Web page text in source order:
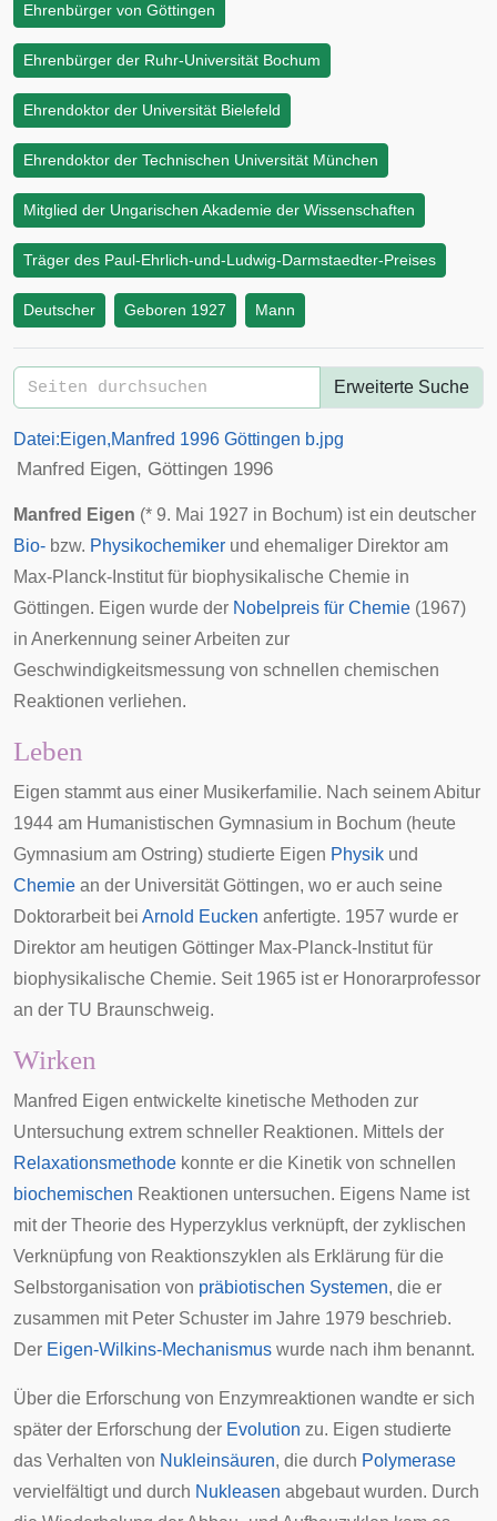
Ehrenbürger von Göttingen
Ehrenbürger der Ruhr-Universität Bochum
Ehrendoktor der Universität Bielefeld
Ehrendoktor der Technischen Universität München
Mitglied der Ungarischen Akademie der Wissenschaften
Träger des Paul-Ehrlich-und-Ludwig-Darmstaedter-Preises
Deutscher Geboren 1927 Mann
Erweiterte Suche
Datei:Eigen,Manfred 1996 Göttingen b.jpg
Manfred Eigen, Göttingen 1996
Manfred Eigen (* 9. Mai 1927 in Bochum) ist ein deutscher
Bio- bzw. Physikochemiker und ehemaliger Direktor am
Max-Planck-Institut für biophysikalische Chemie in
Göttingen. Eigen wurde der Nobelpreis für Chemie (1967)
in Anerkennung seiner Arbeiten zur
Geschwindigkeitsmessung von schnellen chemischen
Reaktionen verliehen.
Leben
Eigen stammt aus einer Musikerfamilie. Nach seinem Abitur
1944 am Humanistischen Gymnasium in Bochum (heute
Gymnasium am Ostring) studierte Eigen Physik und
Chemie an der Universität Göttingen, wo er auch seine
Doktorarbeitbei Arnold Eucken anfertigte. 1957 wurde er
Direktor am heutigen Göttinger Max-Planck-Institut für
biophysikalische Chemie. Seit 1965 ist er Honorarprofessor
an der TU Braunschweig.
Wirken
Manfred Eigen entwickelte kinetische Methoden zur
Untersuchung extrem schneller Reaktionen. Mittels der
Relaxationsmethode konnte er die Kinetik von schnellen
biochemischen Reaktionen untersuchen. Eigens Name ist
mit der Theorie des Hyperzyklus verknüpft, der zyklischen
Verknüpfung von Reaktionszyklen als Erklärung für die
Selbstorganisation von präbiotischen Systemen, die er
zusammen mit Peter Schuster im Jahre 1979 beschrieb.
Der Eigen-Wilkins-Mechanismus wurde nach ihm benannt.
Über die Erforschung von Enzymreaktionen wandte er sich
später der Erforschung der Evolution zu. Eigen studierte
das Verhalten von Nukleinsäuren, die durch Polymerase
vervielfältigt und durch Nukleasen abgebaut wurden. Durch